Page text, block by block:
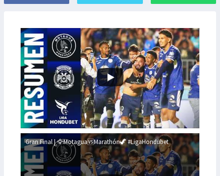
Gran Final | 🦅Motagua🆚Marathón🦖 #LigaHondubet